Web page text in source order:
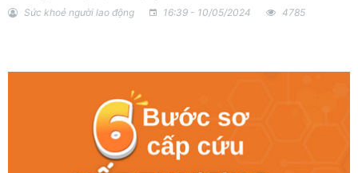
Sức khoẻ người lao động 16:39 - 10/05/2024 4785